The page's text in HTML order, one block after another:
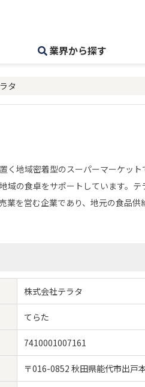
業界から探す
タ
く地域密着型のスーパーマーケッ
域の食卓をサポートしています。
を営む企業であり、地元の食品供
株式会社テラタ
てらた
7410001007161
〒016-0852 秋田県能代市出戸